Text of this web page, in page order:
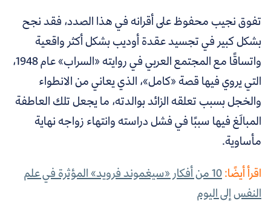
تفوق نجيب محفوظ على أقرانه في هذا الصدد، فقد نجح
بشكل كبير في تجسيد عقدة أوديب بشكل أكثر واقعية
واتساقًا مع المجتمع العربي في روايته «السراب» عام 1948،
التي يروي فيها قصة «كامل»، الذي يعاني من الانطواء
والخجل بسبب تعلقه الزائد بوالدته، ما يجعل تلك العاطفة
المبالَغ فيها سببًا في فشل دراسته وانتهاء زواجه نهاية
مأساوية.
اقرأ أيضًا:
10 من أفكار «سيغموند فرويد» المؤثرة في علم
النفس إلى اليوم